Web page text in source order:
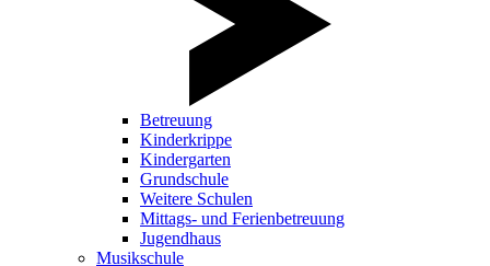
Betreuung
Kinderkrippe
Kindergarten
Grundschule
Weitere Schulen
Mittags- und Ferienbetreuung
Jugendhaus
Musikschule